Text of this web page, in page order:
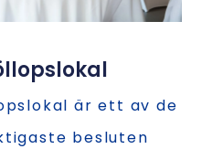
är ett av de
besluten